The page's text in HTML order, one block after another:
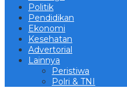
Politik
Pendidikan
Ekonomi
Kesehatan
Advertorial
Lainnya
Peristiwa
Polri & TNI